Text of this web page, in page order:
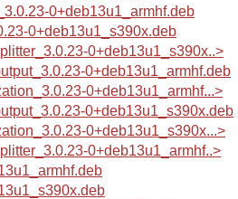
0+deb13u1_armhf.deb
0+deb13u1_s390x.deb
0+deb13u1_s390x..>
0+deb13u1_armhf.deb
0+deb13u1_armhf...>
0+deb13u1_s390x.deb
0+deb13u1_s390x...>
0+deb13u1_armhf..>